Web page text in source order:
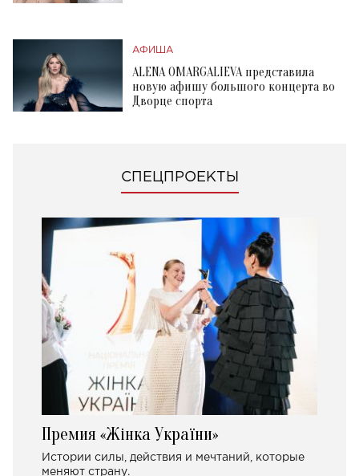
АФИША
ALENA OMARGALIEVA представила
новую афишу большого концерта во
Дворце спорта
СПЕЦПРОЕКТЫ
Премия «Жінка України»
Истории силы, действия и мечтаний, которые
меняют страну.